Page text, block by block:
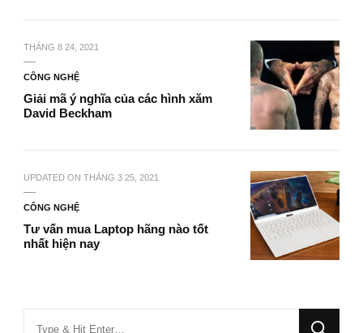
THÁNG 8 24, 2021
CÔNG NGHỆ
Giải mã ý nghĩa của các hình xăm
David Beckham
UPDATED ON THÁNG 3 25, 2021
CÔNG NGHỆ
Tư vấn mua Laptop hãng nào tốt
nhất hiện nay